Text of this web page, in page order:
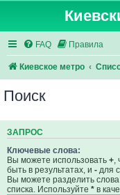
FAQ Правила
Киевское метро
Поиск
ЗАПРОС
Ключевые слова:
Вы можете использовать +
быть в результатах, и - для
Вы можете разделить
списка. Используйте * в